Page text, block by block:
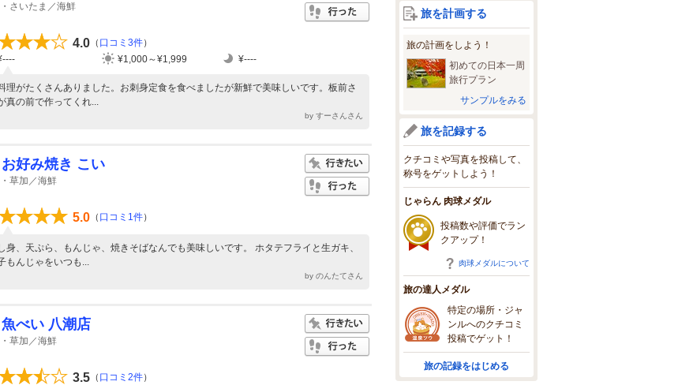
さいたま／海鮮
4.0 （ 口コミ3件）
¥1,000～¥1,999 ¥----
理がたくさんありました。お刺身定食を食べましたが新鮮で美味しいです。板前さ
真の前で作ってくれ...
by すーさんさん
お好み焼き こい
草加／海鮮
5.0 （ 口コミ1件）
身、天ぷら、もんじゃ、焼きそばなんでも美味しいです。 ホタテフライと生ガキ、
もんじゃをいつも...
by のんたてさん
魚べい 八潮店
草加／海鮮
3.5 （ 口コミ2件）
旅を計画する
旅の計画をしよう！
初めての日本一周
旅行プラン
サンプルをみる
旅を記録する
クチコミや写真を投稿して、
称号をゲットしよう！
じゃらん 肉球メダル
投稿数や評価でラン
クアップ！
肉球メダルについて
旅の達人メダル
特定の場所・ジャ
ンルへのクチコミ
投稿でゲット！
旅の記録をはじめる